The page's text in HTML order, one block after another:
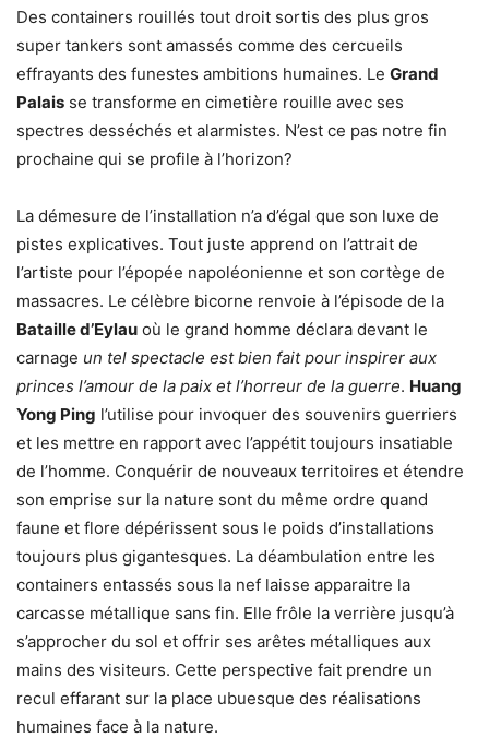
Des containers rouillés tout droit sortis des plus gros
super tankers sont amassés comme des cercueils
effrayants des funestes ambitions humaines. Le Grand
Palais se transforme en cimetière rouille avec ses
spectres desséchés et alarmistes. N’est ce pas notre fin
prochaine qui se profile à l’horizon?
La démesure de l’installation n’a d’égal que son luxe de
pistes explicatives. Tout juste apprend on l’attrait de
l’artiste pour l’épopée napoléonienne et son cortège de
massacres. Le célèbre bicorne renvoie à l’épisode de la
Bataille d’Eylau où le grand homme déclara devant le
carnage un tel spectacle est bien fait pour inspirer aux
princes l’amour de la paix et l’horreur de la guerre. Huang
Yong Ping l’utilise pour invoquer des souvenirs guerriers
et les mettre en rapport avec l’appétit toujours insatiable
de l’homme. Conquérir de nouveaux territoires et étendre
son emprise sur la nature sont du même ordre quand
faune et flore dépérissent sous le poids d’installations
toujours plus gigantesques. La déambulation entre les
containers entassés sous la nef laisse apparaitre la
carcasse métallique sans fin. Elle frôle la verrière jusqu’à
s’approcher du sol et offrir ses arêtes métalliques aux
mains des visiteurs. Cette perspective fait prendre un
recul effarant sur la place ubuesque des réalisations
humaines face à la nature.